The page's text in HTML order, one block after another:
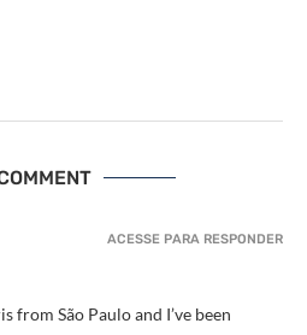
from São Paulo and I’ve been
ACESSE PARA RESPONDER